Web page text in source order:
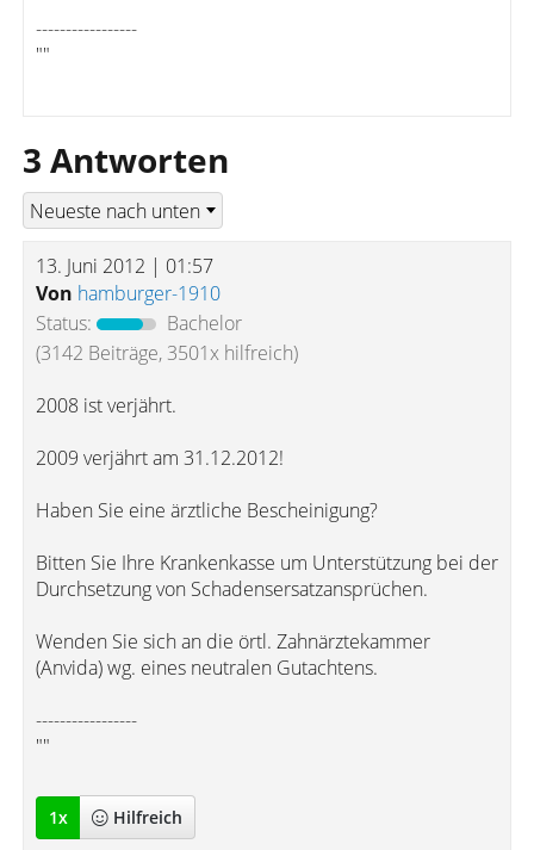
-----------------
""
3 Antworten
13. Juni 2012 | 01:57
Von hamburger-1910
Status:
Bachelor
(3142 Beiträge, 3501x hilfreich)
2008 ist verjährt.
2009 verjährt am 31.12.2012!
Haben Sie eine ärztliche Bescheinigung?
Bitten Sie Ihre Krankenkasse um Unterstützung bei der
Durchsetzung von Schadensersatzansprüchen.
Wenden Sie sich an die örtl. Zahnärztekammer
(Anvida) wg. eines neutralen Gutachtens.
-----------------
""
1x Hilfreich